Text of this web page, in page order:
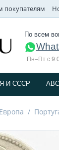
покупателям
По всем
Пн–Пт с
И СССP
Европа /